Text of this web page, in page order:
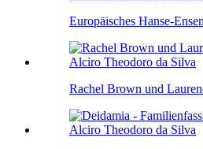
Europäisches Hanse-
Rachel Brown und